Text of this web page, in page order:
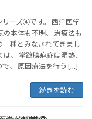
リーズ④です。 西洋医学
の本体も不明、 治療法も
一種とみなされてきまし
、 掌蹠膿疱症は湿熱、
、 原因療法を行う […]
続きを読む